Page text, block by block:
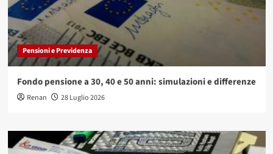
Pensioni e Previdenza
Fondo pensione a 30, 40 e 50 anni: simulazioni e differenze
Renan 28 Luglio 2026